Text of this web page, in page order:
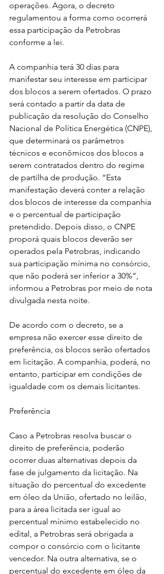
operações. Agora, o decreto
regulamentou a forma como ocorrerá
essa participação da Petrobras
conforme a lei.
A companhia terá 30 dias para
manifestar seu interesse em participar
dos blocos a serem ofertados. O prazo
será contado a partir da data de
publicação da resolução do Conselho
Nacional de Política Energética (CNPE),
que determinará os parâmetros
técnicos e econômicos dos blocos a
serem contratados dentro do regime
de partilha de produção. “Esta
manifestação deverá conter a relação
dos blocos de interesse da companhia
e o percentual de participação
pretendido. Depois disso, o CNPE
proporá quais blocos deverão ser
operados pela Petrobras, indicando
sua participação mínima no consórcio,
que não poderá ser inferior a 30%”,
informou a Petrobras por meio de nota
divulgada nesta noite.
De acordo com o decreto, se a
empresa não exercer esse direito de
preferência, os blocos serão ofertados
em licitação. A companhia, poderá, no
entanto, participar em condições de
igualdade com os demais licitantes.
Preferência
Caso a Petrobras resolva buscar o
direito de preferência, poderão
ocorrer duas alternativas depois da
fase de julgamento da licitação. Na
situação do percentual do excedente
em óleo da União, ofertado no leilão,
para a área licitada ser igual ao
percentual mínimo estabelecido no
edital, a Petrobras será obrigada a
compor o consórcio com o licitante
vencedor. Na outra alternativa, se o
percentual do excedente em óleo da